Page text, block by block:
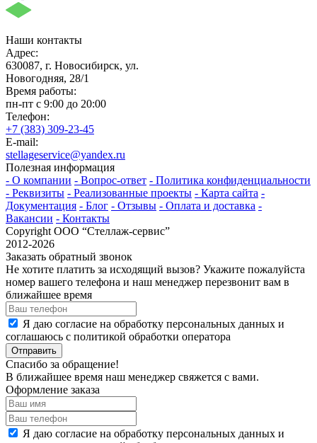
Наши контакты
Адрес:
630087, г. Новосибирск, ул.
Новогодняя, 28/1
Время работы:
пн-пт с 9:00 до 20:00
Телефон:
+7 (383) 309-23-45
E-mail:
stellageservice@yandex.ru
Полезная информация
- О компании - Вопрос-ответ - Политика конфиденциальности
- Реквизиты - Реализованные проекты - Карта сайта -
Документация - Блог - Отзывы - Оплата и доставка -
Вакансии - Контакты
Copyright ООО “Стeллаж-сервис”
2012-2026
Заказать обратный звонок
Не хотите платить за исходящий вызов? Укажите пожалуйста
номер вашего телефона и наш менеджер перезвонит вам в
ближайшее время
Я даю согласие на обработку персональных данных и
соглашаюсь с политикой обработки оператора
Отправить
Спасибо за обращение!
В ближайшее время наш менеджер свяжется с вами.
Оформление заказа
Я даю согласие на обработку персональных данных и